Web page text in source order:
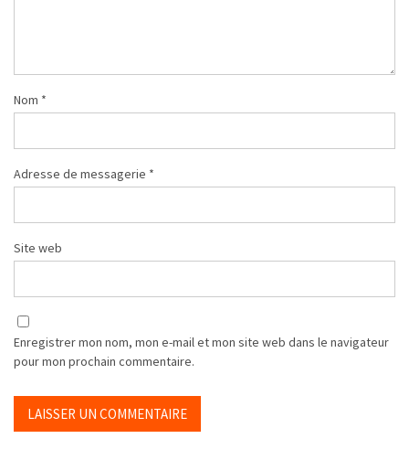
Nom *
Adresse de messagerie *
Site web
Enregistrer mon nom, mon e-mail et mon site web dans le navigateur
pour mon prochain commentaire.